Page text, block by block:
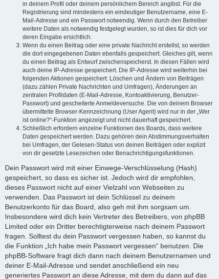
in deinem Profil oder deinem persönlichem Bereich angibst. Für die
Registrierung sind mindestens ein eindeutiger Benutzername, eine E-
Mail-Adresse und ein Passwort notwendig. Wenn durch den Betreiber
weitere Daten als notwendig festgelegt wurden, so ist dies für dich vor
deren Eingabe ersichtlich.
Wenn du einen Beitrag oder eine private Nachricht erstellst, so werden
die dort eingegebenen Daten ebenfalls gespeichert. Gleiches gilt, wenn
du einen Beitrag als Entwurf zwischenspeicherst. In diesen Fällen wird
auch deine IP-Adresse gespeichert. Die IP-Adresse wird weiterhin bei
folgenden Aktionen gespeichert: Löschen und Ändern von Beiträgen
(dazu zählen Private Nachrichten und Umfragen), Änderungen an
zentralen Profildaten (E-Mail-Adresse, Kontoaktivierung, Benutzer-
Passwort) und gescheiterte Anmeldeversuche. Die von deinem Browser
übermittelte Browser-Kennzeichnung (User Agent) wird nur in der „Wer
ist online?“-Funktion angezeigt und nicht dauerhaft gespeichert.
Schließlich erfordern einzelne Funktionen des Boards, dass weitere
Daten gespeichert werden. Dazu gehören dein Abstimmungsverhalten
bei Umfragen, der Gelesen-Status von deinen Beiträgen oder explizit
von dir gesetzte Lesezeichen oder Benachrichtigungsfunktionen.
Dein Passwort wird mit einer Einwege-Verschlüsselung (Hash)
gespeichert, so dass es sicher ist. Jedoch wird dir empfohlen,
dieses Passwort nicht auf einer Vielzahl von Webseiten zu
verwenden. Das Passwort ist dein Schlüssel zu deinem
Benutzerkonto für das Board, also geh mit ihm sorgsam um.
Insbesondere wird dich kein Vertreter des Betreibers, von phpBB
Limited oder ein Dritter berechtigterweise nach deinem Passwort
fragen. Solltest du dein Passwort vergessen haben, so kannst du
die Funktion „Ich habe mein Passwort vergessen“ benutzen. Die
phpBB-Software fragt dich dann nach deinem Benutzernamen und
deiner E-Mail-Adresse und sendet anschließend ein neu
generiertes Passwort an diese Adresse, mit dem du dann auf das